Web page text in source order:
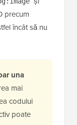
precum
încât să nu
una
mai
codului
poate